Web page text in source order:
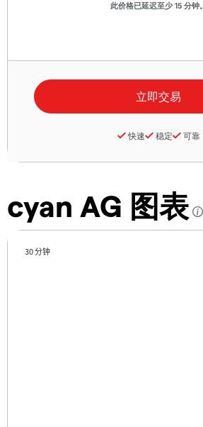
cyan AG 图表
30 分钟
此价格已延迟至少 15 分钟。
快速 稳定 可靠